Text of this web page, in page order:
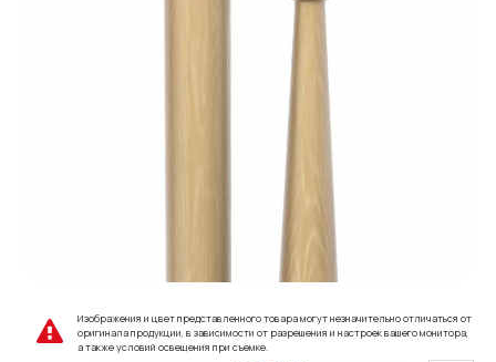
Изображения и цвет представленного товара могут незначительно отличаться от
оригинала продукции, в зависимости от разрешения и настроек вашего монитора,
а также условий освещения при съемке.